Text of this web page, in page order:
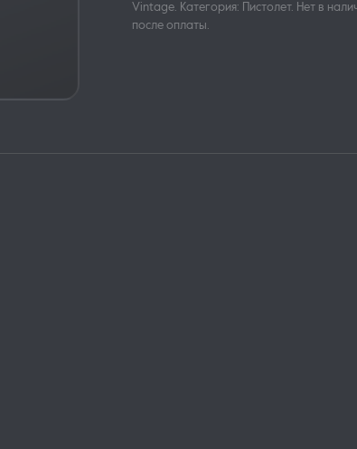
Vintage. Категория: Пистолет. Нет в
после оплаты.